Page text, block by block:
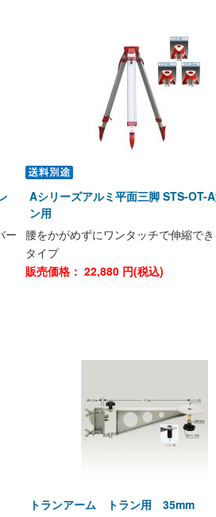
ー
Aシリーズアルミ平面三脚 STS-
ン用
腰をかがめずにワンタッチで伸縮で
タイプ
販売価格： 22,880 円(税込)
トランアーム トラン用 35mm